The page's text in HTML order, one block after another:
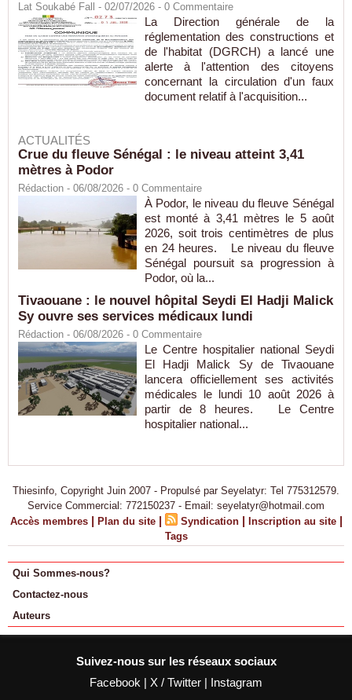
Lat Soukabé Fall - 02/07/2026 - 0 Commentaire
La Direction générale de la
réglementation des constructions et
de l'habitat (DGRCH) a lancé une
alerte à l'attention des citoyens
concernant la circulation d'un faux
document relatif à l'acquisition...
ACTUALITÉS
Crue du fleuve Sénégal : le niveau atteint 3,41
mètres à Podor
Rédaction - 06/08/2026 - 0 Commentaire
À Podor, le niveau du fleuve Sénégal
est monté à 3,41 mètres le 5 août
2026, soit trois centimètres de plus
en 24 heures. Le niveau du fleuve
Sénégal poursuit sa progression à
Podor, où la...
Tivaouane : le nouvel hôpital Seydi El Hadji Malick
Sy ouvre ses services médicaux lundi
Rédaction - 06/08/2026 - 0 Commentaire
Le Centre hospitalier national Seydi
El Hadji Malick Sy de Tivaouane
lancera officiellement ses activités
médicales le lundi 10 août 2026 à
partir de 8 heures. Le Centre
hospitalier national...
Thiesinfo, Copyright Juin 2007 - Propulsé par Seyelatyr: Tel 775312579.
Service Commercial: 772150237 - Email: seyelatyr@hotmail.com
Accès membres | Plan du site | Syndication | Inscription au site |
Tags
Qui Sommes-nous?
Contactez-nous
Auteurs
Suivez-nous sur les réseaux sociaux
Facebook | X / Twitter | Instagram